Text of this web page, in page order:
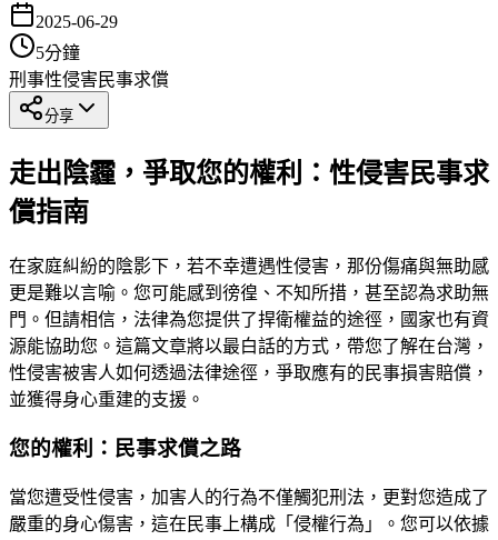
2025-06-29
5分鐘
刑事性侵害民事求償
分享
走出陰霾，爭取您的權利：性侵害民事求
償指南
在家庭糾紛的陰影下，若不幸遭遇性侵害，那份傷痛與無助感
更是難以言喻。您可能感到徬徨、不知所措，甚至認為求助無
門。但請相信，法律為您提供了捍衛權益的途徑，國家也有資
源能協助您。這篇文章將以最白話的方式，帶您了解在台灣，
性侵害被害人如何透過法律途徑，爭取應有的民事損害賠償，
並獲得身心重建的支援。
您的權利：民事求償之路
當您遭受性侵害，加害人的行為不僅觸犯刑法，更對您造成了
嚴重的身心傷害，這在民事上構成「侵權行為」。您可以依據